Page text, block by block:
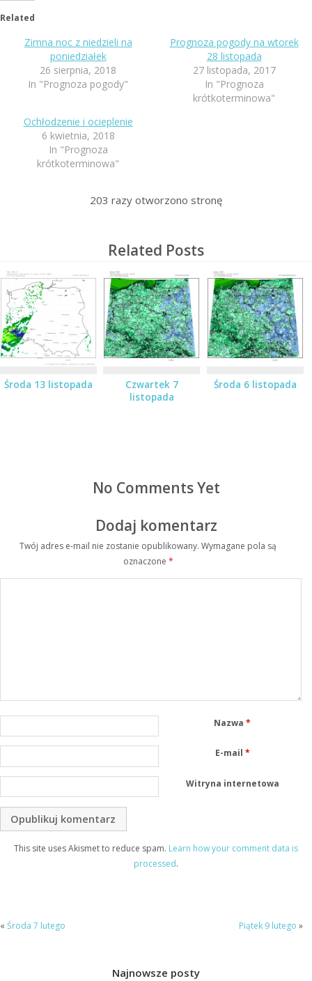
Related
Zimna noc z niedzieli na
poniedziałek
26 sierpnia, 2018
In "Prognoza pogody"
Prognoza pogody na wtorek
28 listopada
27 listopada, 2017
In "Prognoza
krótkoterminowa"
Ochłodzenie i ocieplenie
6 kwietnia, 2018
In "Prognoza
krótkoterminowa"
203 razy otworzono stronę
Related Posts
Środa 13 listopada
Czwartek 7
listopada
Środa 6 listopada
No Comments Yet
Dodaj komentarz
Twój adres e-mail nie zostanie opublikowany. Wymagane pola są
oznaczone *
Nazwa*
E-mail *
Witryna internetowa
This site uses Akismet to reduce spam. Learn how your comment data is
processed.
« Środa 7 lutego Piątek 9 lutego »
Najnowsze posty